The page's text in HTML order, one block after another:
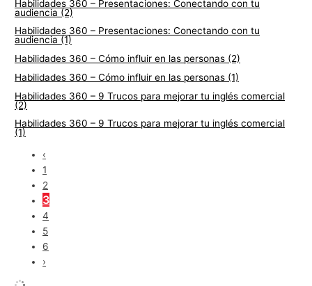
Habilidades 360 – Presentaciones: Conectando con tu
audiencia (2)
Habilidades 360 – Presentaciones: Conectando con tu
audiencia (1)
Habilidades 360 – Cómo influir en las personas (2)
Habilidades 360 – Cómo influir en las personas (1)
Habilidades 360 – 9 Trucos para mejorar tu inglés comercial
(2)
Habilidades 360 – 9 Trucos para mejorar tu inglés comercial
(1)
‹
1
2
3
4
5
6
›